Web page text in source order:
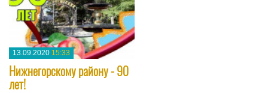
13.09.2020 15:33
Нижнегорскому району - 90
лет!